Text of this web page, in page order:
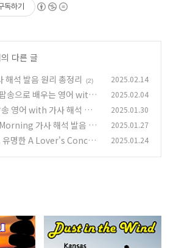
독하기
다른 글
해석 발음 원리 총정리
(2) 2025.02.14
송으로 배우는 영어 with
(2)
2025.02.04
영어 with 가사 해석 발음
2025.01.30
가사 해석 발음 총
2025.01.27
유명한 A Lover's Concert
2025.01.24